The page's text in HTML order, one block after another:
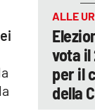
ALLE
vota il
per il
della